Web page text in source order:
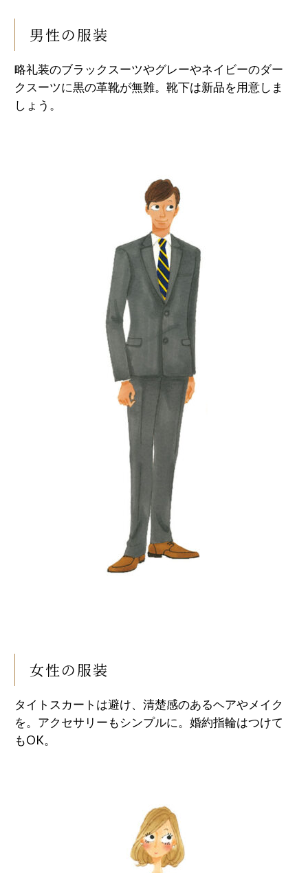
男性の服装
略礼装のブラックスーツやグレーやネイビーのダー
クスーツに黒の革靴が無難。靴下は新品を用意しま
しょう。
女性の服装
タイトスカートは避け、清楚感のあるヘアやメイク
を。アクセサリーもシンプルに。婚約指輪はつけて
もOK。